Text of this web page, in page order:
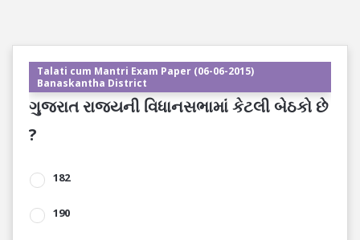
Talati cum Mantri Exam Paper (06-06-2015)
Banaskantha District
ગુજરાત રાજયની વિધાનસભામાં કેટલી બેઠકો છે
?
182
190